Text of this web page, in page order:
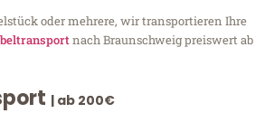
oder mehrere, wir transportieren Ihre
nach Braunschweig preiswert ab
| ab 200€